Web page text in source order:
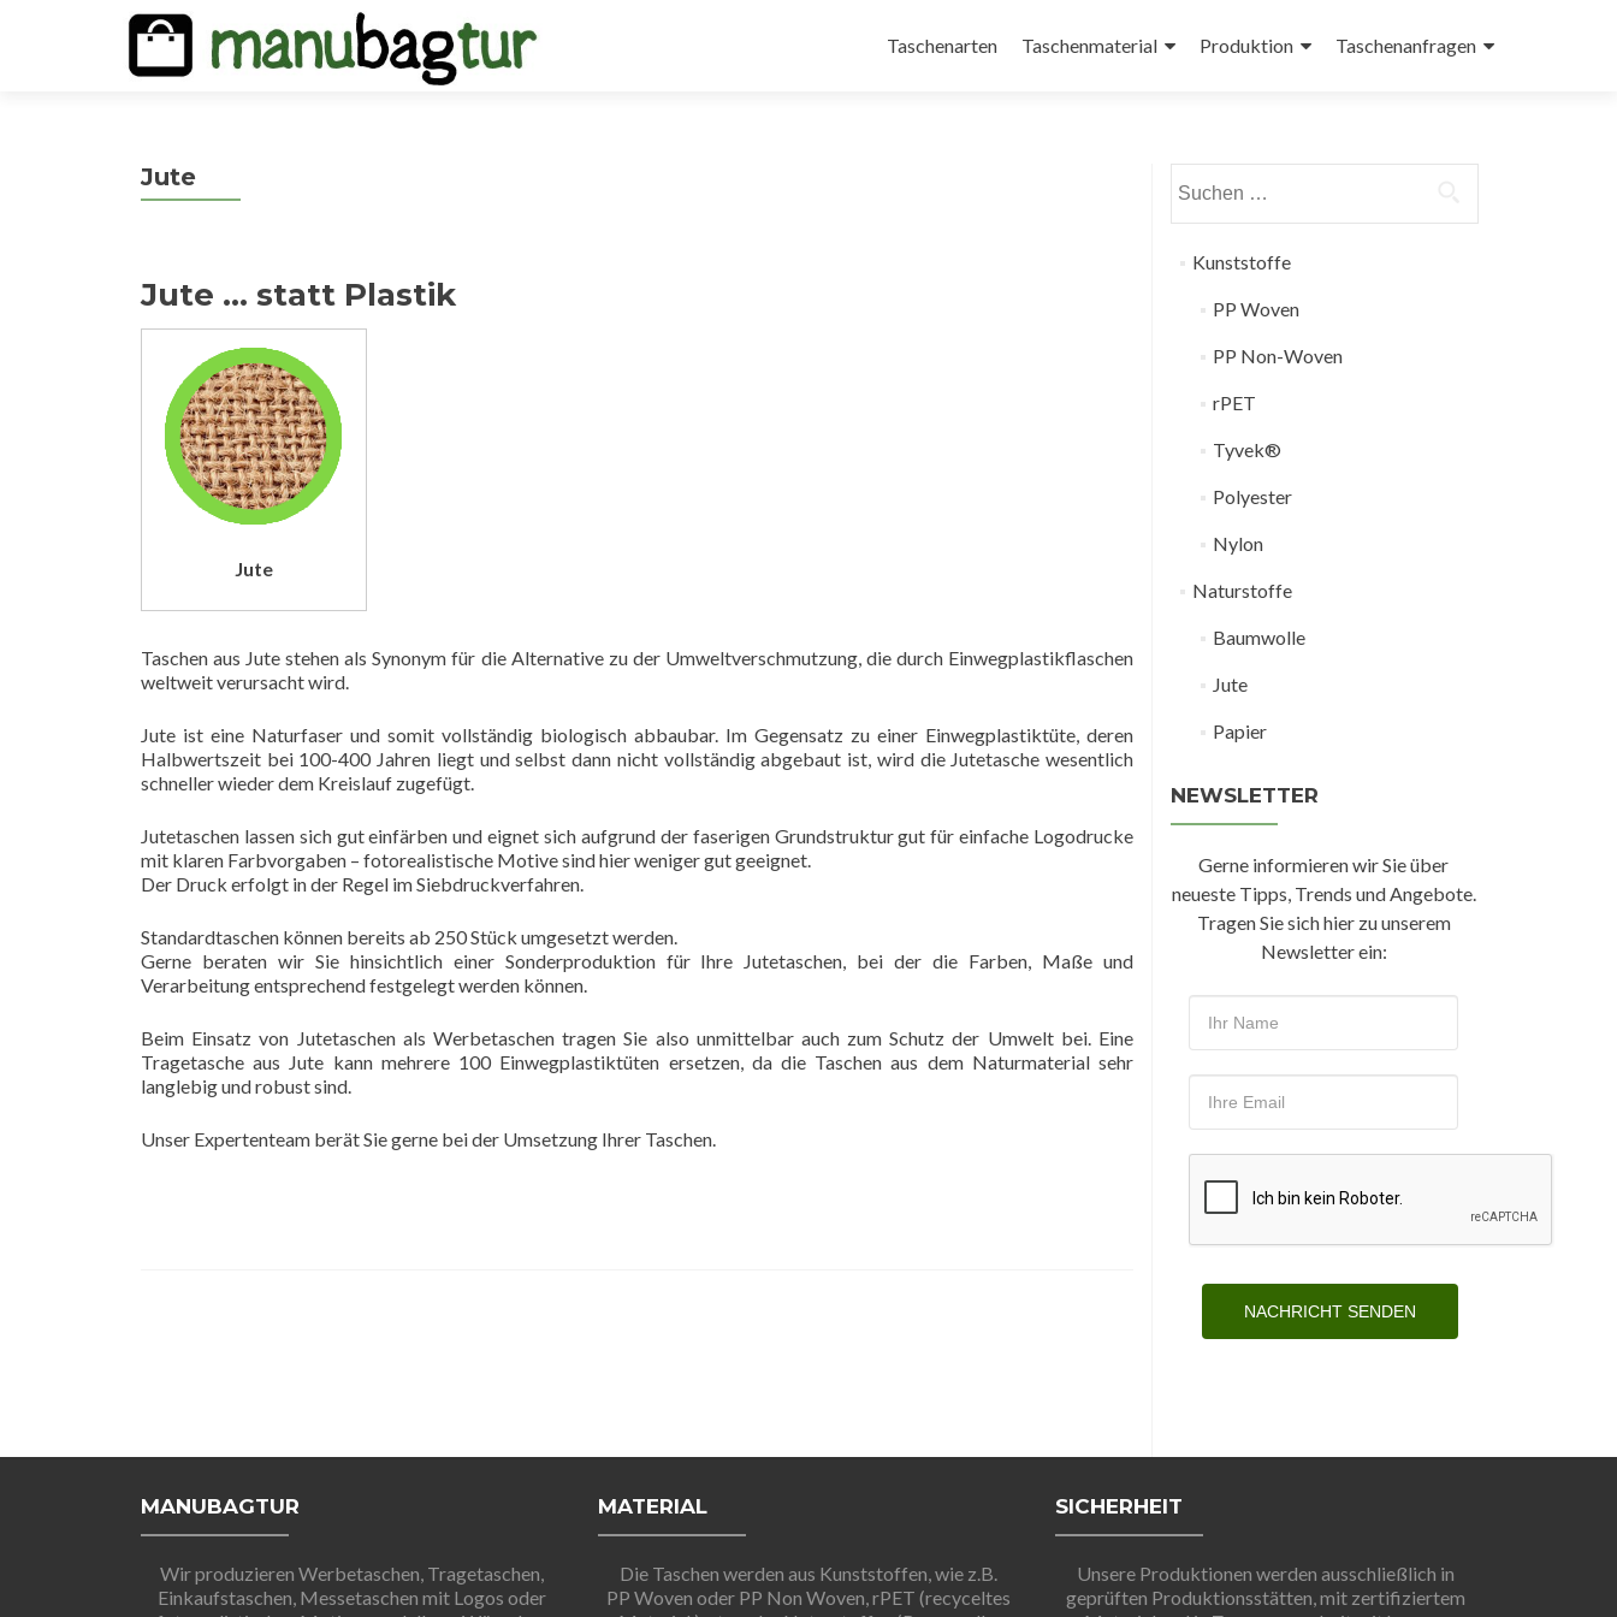
Taschenarten Taschenmaterial Produktion Taschenanfragen
Jute
Jute … statt Plastik
Jute
Taschen aus Jute stehen als Synonym für die Alternative zu der Umweltverschmutzung, die durch Einwegplastikflaschen
weltweit verursacht wird.
Jute ist eine Naturfaser und somit vollständig biologisch abbaubar. Im Gegensatz zu einer Einwegplastiktüte, deren
Halbwertszeit bei 100-400 Jahren liegt und selbst dann nicht vollständig abgebaut ist, wird die Jutetasche wesentlich
schneller wieder dem Kreislauf zugefügt.
Jutetaschen lassen sich gut einfärben und eignet sich aufgrund der faserigen Grundstruktur gut für einfache Logodrucke
mit klaren Farbvorgaben – fotorealistische Motive sind hier weniger gut geeignet.
Der Druck erfolgt in der Regel im Siebdruckverfahren.
Standardtaschen können bereits ab 250 Stück umgesetzt werden.
Gerne beraten wir Sie hinsichtlich einer Sonderproduktion für Ihre Jutetaschen, bei der die Farben, Maße und
Verarbeitung entsprechend festgelegt werden können.
Beim Einsatz von Jutetaschen als Werbetaschen tragen Sie also unmittelbar auch zum Schutz der Umwelt bei. Eine
Tragetasche aus Jute kann mehrere 100 Einwegplastiktüten ersetzen, da die Taschen aus dem Naturmaterial sehr
langlebig und robust sind.
Unser Expertenteam berät Sie gerne bei der Umsetzung Ihrer Taschen.
nach:
Kunststoffe
PP Woven
PP Non-Woven
rPET
Tyvek®
Polyester
Nylon
Naturstoffe
Baumwolle
Jute
Papier
NEWSLETTER
Gerne informieren wir Sie über
neueste Tipps, Trends und Angebote.
Tragen Sie sich hier zu unserem
Newsletter ein:
NACHRICHT SENDEN
MANUBAGTUR
Wir produzieren Werbetaschen, Tragetaschen,
Einkaufstaschen, Messetaschen mit Logos oder
MATERIAL
Die Taschen werden aus Kunststoffen, wie z.B.
PP Woven oder PP Non Woven, rPET (recyceltes
SICHERHEIT
Unsere Produktionen werden ausschließlich in
geprüften Produktionsstätten, mit zertifiziertem